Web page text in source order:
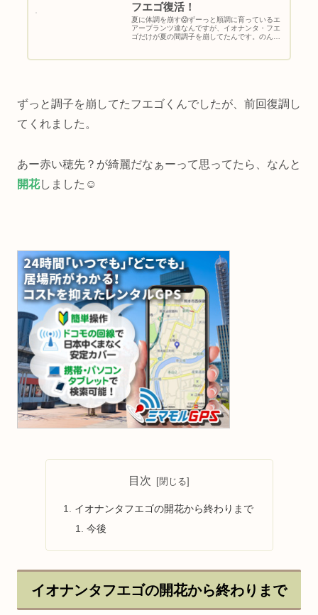
フエゴ復活！
夏に体調を崩す😱ずーっと順調に育っているエ
アープランツ達なんですが、イオナンタ・フエ
ゴだけが夏の間調子を崩してたんです。のん残
たのかも知れないですね。なので...
ずっと調子を崩してたフエゴくんでしたが、前回復調し
てくれました。
あー赤い穂先？が綺麗だなぁーって思ってたら、なんと
開花しました☺️
目次
イオナンタフエゴの開花から終わりまで
今後
イオナンタフエゴの開花から終わりまで